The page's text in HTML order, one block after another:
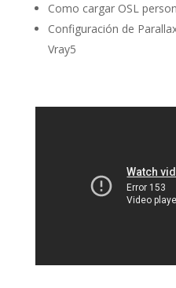
Como cargar OSL
Configuración de
Vray5